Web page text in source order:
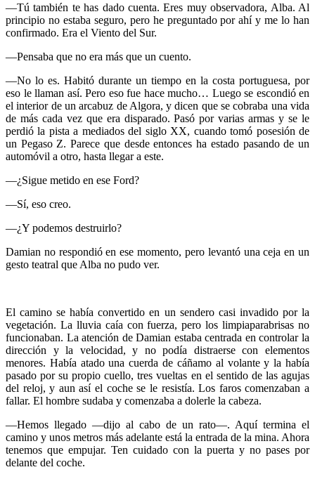
—Tú también te has dado cuenta. Eres muy observadora, Alba. Al
principio no estaba seguro, pero he preguntado por ahí y me lo han
confirmado. Era el Viento del Sur.
—Pensaba que no era más que un cuento.
—No lo es. Habitó durante un tiempo en la costa portuguesa, por
eso le llaman así. Pero eso fue hace mucho… Luego se escondió en
el interior de un arcabuz de Algora, y dicen que se cobraba una vida
de más cada vez que era disparado. Pasó por varias armas y se le
perdió la pista a mediados del siglo XX, cuando tomó posesión de
un Pegaso Z. Parece que desde entonces ha estado pasando de un
automóvil a otro, hasta llegar a este.
—¿Sigue metido en ese Ford?
—Sí, eso creo.
—¿Y podemos destruirlo?
Damian no respondió en ese momento, pero levantó una ceja en un
gesto teatral que Alba no pudo ver.
El camino se había convertido en un sendero casi invadido por la
vegetación. La lluvia caía con fuerza, pero los limpiaparabrisas no
funcionaban. La atención de Damian estaba centrada en controlar la
dirección y la velocidad, y no podía distraerse con elementos
menores. Había atado una cuerda de cáñamo al volante y la había
pasado por su propio cuello, tres vueltas en el sentido de las agujas
del reloj, y aun así el coche se le resistía. Los faros comenzaban a
fallar. El hombre sudaba y comenzaba a dolerle la cabeza.
—Hemos llegado —dijo al cabo de un rato—. Aquí termina el
camino y unos metros más adelante está la entrada de la mina. Ahora
tenemos que empujar. Ten cuidado con la puerta y no pases por
delante del coche.